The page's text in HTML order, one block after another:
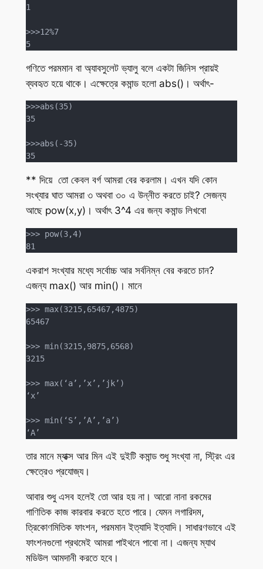
1
>>>12%7
5
গণিতে পরমমান বা অ্যাবসুলেট ভ্যালু বলে একটা জিনিস প্রায়ই
ব্যবহৃত হয়ে থাকে। এক্ষেত্রে কমান্ড হলো abs()। অর্থাৎ-
>>>abs(35)
35
>>>abs(-35)
35
** দিয়ে তো কেবল বর্গ আমরা বের করলাম। এখন যদি কোন
সংখ্যার ঘাত আমরা ৩ অথবা ৩০ এ উন্নীত করতে চাই? সেজন্য
আছে pow(x,y)। অর্থাৎ 3^4 এর জন্য কমান্ড লিখবো
>>> pow(3,4)
81
একরাশ সংখ্যার মধ্যে সর্বোচ্চ আর সর্বনিম্ন বের করতে চান?
এজন্য max() আর min()। মানে
>>> max(3215,65467,4875)
65467
>>> min(3215,9875,6568)
3215
>>> max(‘a’,’x’,’jk’)
‘x’
>>> min(‘S’,’A’,’a’)
‘A’
তার মানে ম্যাক্স আর মিন এই দুইটি কমান্ড শুধু সংখ্যা না, স্ট্রিং এর
ক্ষেত্রেও প্রযোজ্য।
আবার শুধু এসব হলেই তো আর হয় না। আরো নানা রকমের
গাণিতিক কাজ কারবার করতে হতে পারে। যেমন লগারিদম,
ত্রিকোণমিতিক ফাংশন, পরমমান ইত্যাদি ইত্যাদি। সাধারণভাবে এই
ফাংশনগুলো প্রথমেই আমরা পাইথনে পাবো না। এজন্য ম্যাথ
মডিউল আমদানী করতে হবে।